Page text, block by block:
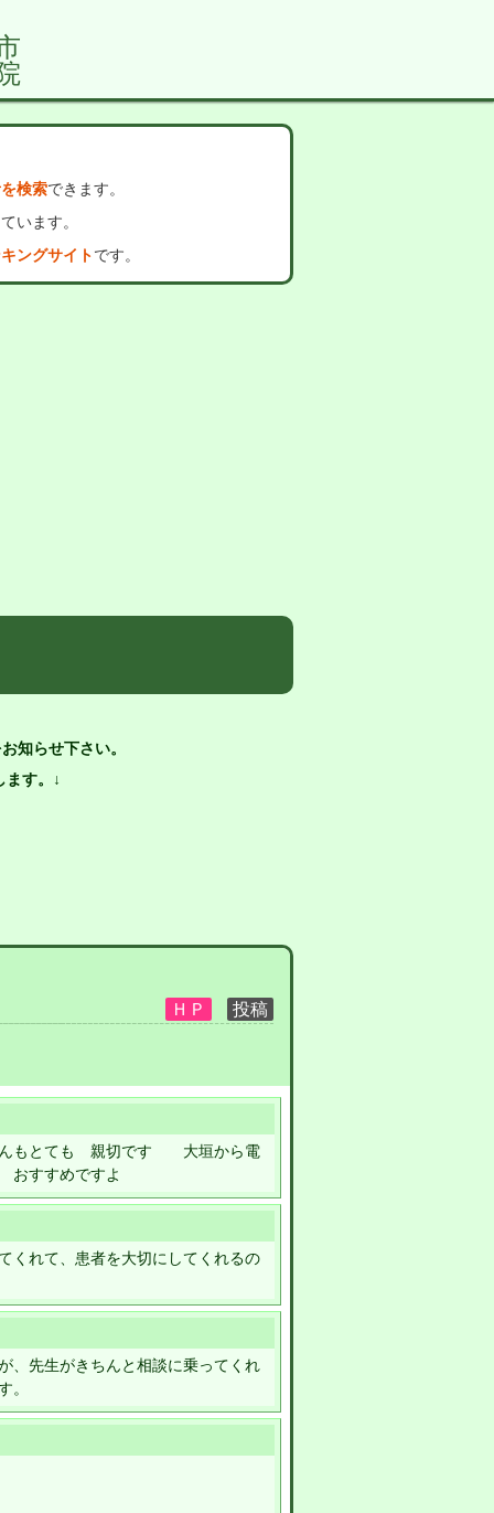
検索できます。
います。
ングサイトです。
知らせ下さい。
ます。↓
もとても 親切です 大垣から電
すすめですよ
くれて、患者を大切にしてくれるの
、先生がきちんと相談に乗ってくれ
。